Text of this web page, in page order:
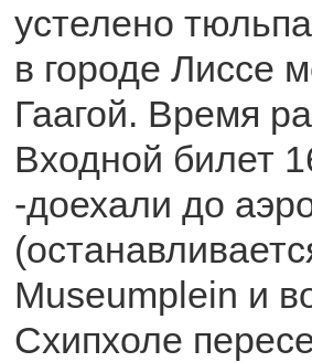
устелено
в городе Лиссе
Гаагой. Время
Входной билет
-доехали до
Museumplein и
Схипхоле